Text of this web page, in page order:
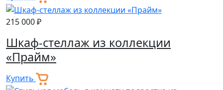
215 000 ₽
Шкаф-стеллаж из коллекции
«Прайм»
Купить